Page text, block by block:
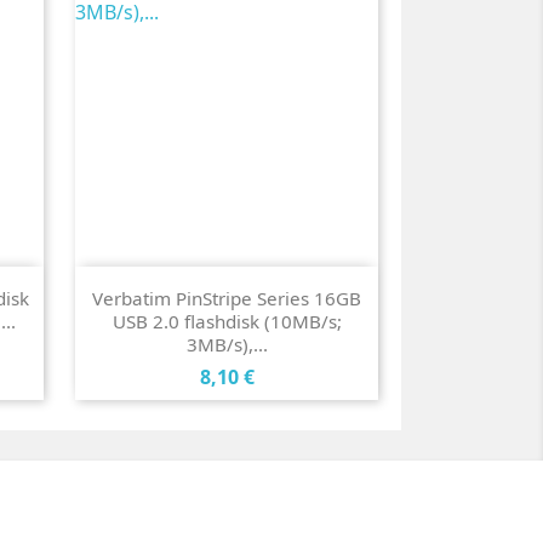
Verbatim PinStripe Series 16GB
USB 2.0 flashdisk (10MB/s;
3MB/s),...
Cena
8,10 €